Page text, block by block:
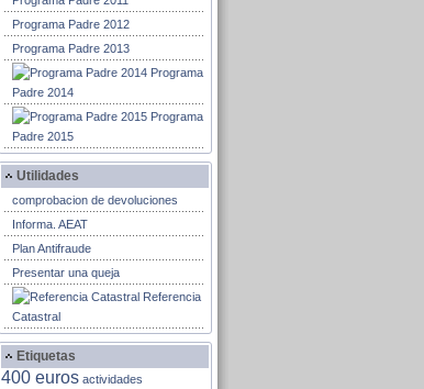
Programa Padre 2012
Programa Padre 2013
Programa
Padre 2014
Programa
Padre 2015
Utilidades
comprobacion de devoluciones
Informa. AEAT
Plan Antifraude
Presentar una queja
Referencia
Catastral
Etiquetas
400 euros actividades